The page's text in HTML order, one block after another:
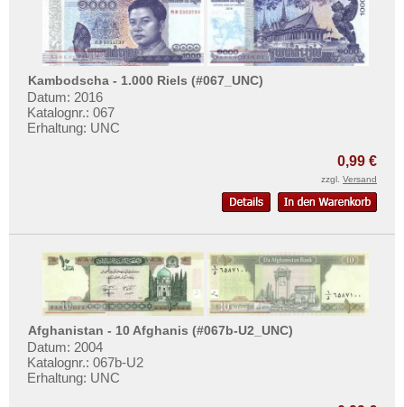
Kambodscha - 1.000 Riels (#067_UNC)
Datum: 2016
Katalognr.: 067
Erhaltung: UNC
0,99 €
zzgl. Versand
Afghanistan - 10 Afghanis (#067b-U2_UNC)
Datum: 2004
Katalognr.: 067b-U2
Erhaltung: UNC